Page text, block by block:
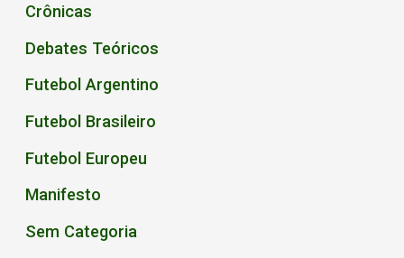
Crônicas
Debates Teóricos
Futebol Argentino
Futebol Brasileiro
Futebol Europeu
Manifesto
Sem Categoria